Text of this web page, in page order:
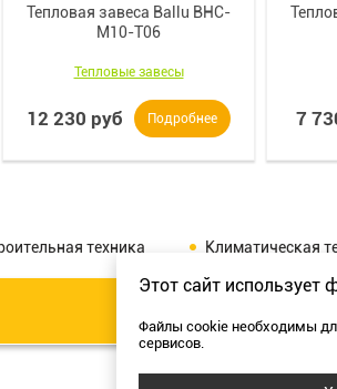
Тепловая завеса Ballu BHC-
M10-T06
Тепловые завесы
12 230 руб Подробнее 7
техника Климатическая
Этот сайт использует
Файлы cookie необходимы
сервисов.